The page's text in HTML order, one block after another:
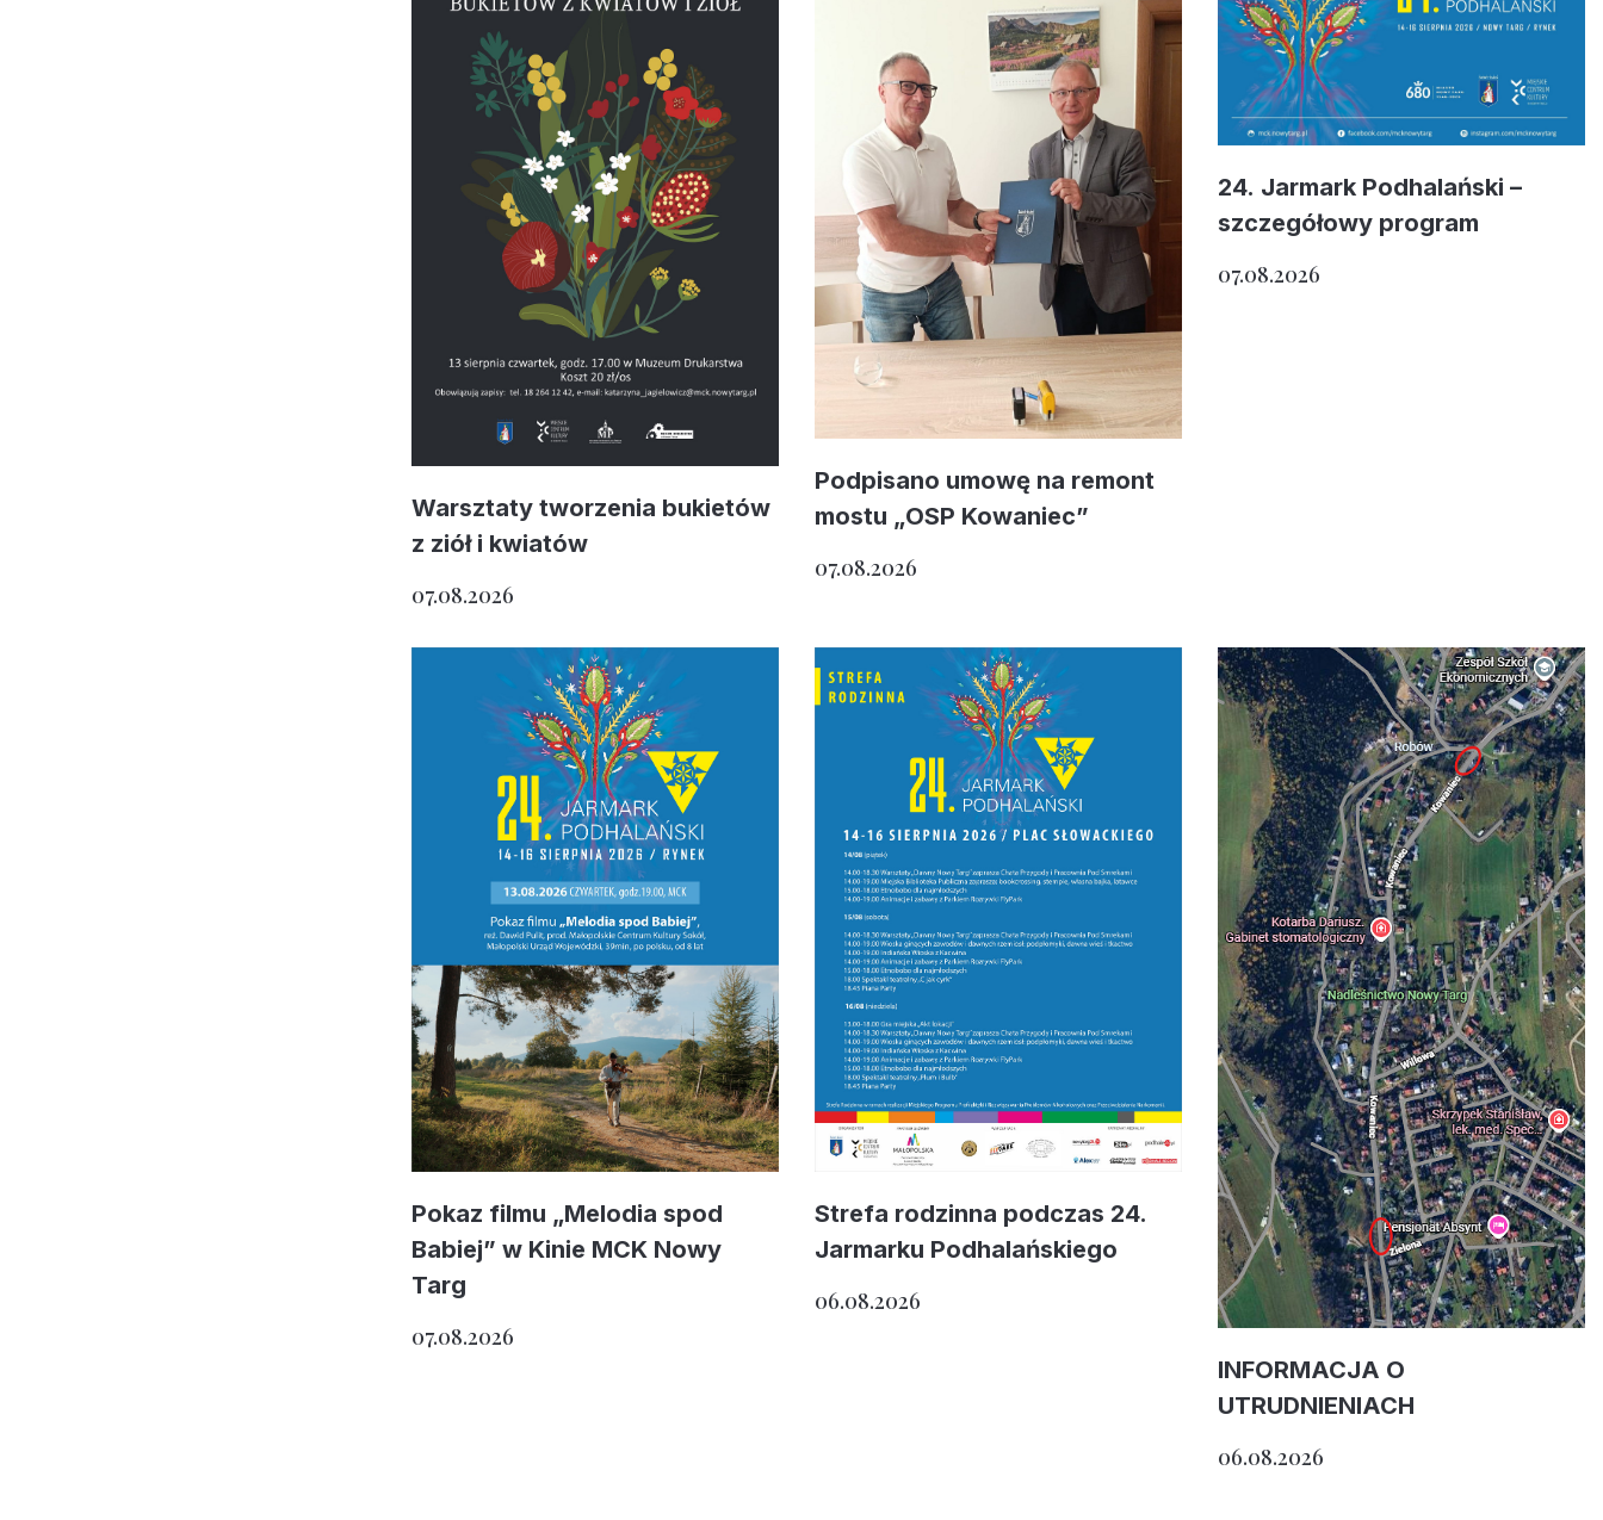
Warsztaty tworzenia bukietów
z ziół i kwiatów
07.08.2026
Podpisano umowę na remont
mostu „OSP Kowaniec”
07.08.2026
24. Jarmark Podhalański –
szczegółowy program
07.08.2026
Pokaz filmu „Melodia spod
Babiej” w Kinie MCK Nowy
Targ
07.08.2026
Strefa rodzinna podczas 24.
Jarmarku Podhalańskiego
06.08.2026
INFORMACJA O
UTRUDNIENIACH
06.08.2026